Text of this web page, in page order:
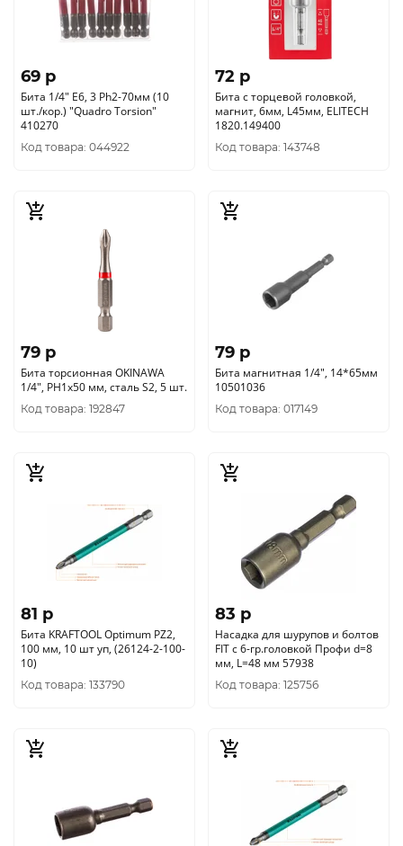
69 p
Бита 1/4" E6, 3 Ph2-70мм (10
шт./кор.) "Quadro Torsion"
410270
Код товара: 044922
72 p
Бита с торцевой головкой,
магнит, 6мм, L45мм, ELITECH
1820.149400
Код товара: 143748
79 p
Бита торсионная OKINAWA
1/4", PH1x50 мм, сталь S2, 5 шт.
Код товара: 192847
79 p
Бита магнитная 1/4", 14*65мм
10501036
Код товара: 017149
81 p
Бита KRAFTOOL Optimum PZ2,
100 мм, 10 шт уп, (26124-2-100-
10)
Код товара: 133790
83 p
Насадка для шурупов и болтов
FIT с 6-гр.головкой Профи d=8
мм, L=48 мм 57938
Код товара: 125756